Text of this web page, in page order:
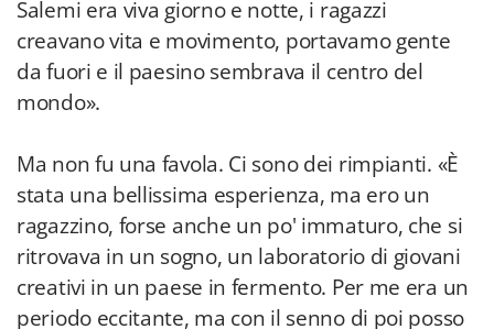
Salemi era viva giorno e notte, i ragazzi
creavano vita e movimento, portavamo gente
da fuori e il paesino sembrava il centro del
mondo».
Ma non fu una favola. Ci sono dei rimpianti. «È
stata una bellissima esperienza, ma ero un
ragazzino, forse anche un po' immaturo, che si
ritrovava in un sogno, un laboratorio di giovani
creativi in un paese in fermento. Per me era un
periodo eccitante, ma con il senno di poi posso